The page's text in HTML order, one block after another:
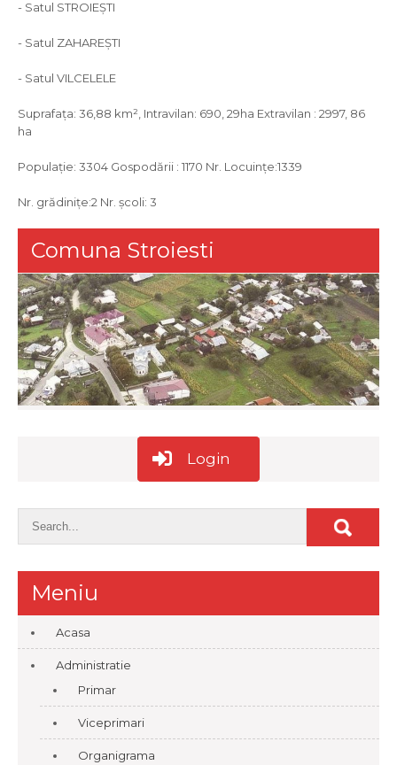
- Satul STROIEŞTI
- Satul ZAHAREŞTI
- Satul VILCELELE
Suprafaţa: 36,88 km², Intravilan: 690, 29ha Extravilan : 2997, 86
ha
Populaţie: 3304 Gospodării : 1170 Nr. Locuinţe:1339
Nr. grădiniţe:2 Nr. şcoli: 3
Comuna Stroiesti
Login
Meniu
Acasa
Administratie
Primar
Viceprimari
Organigrama